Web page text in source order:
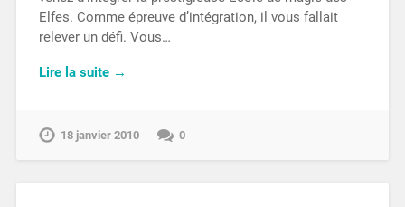
Elfes. Comme épreuve d’intégration, il vous fallait
relever un défi. Vous…
Lire la suite →
18 janvier 2010 0